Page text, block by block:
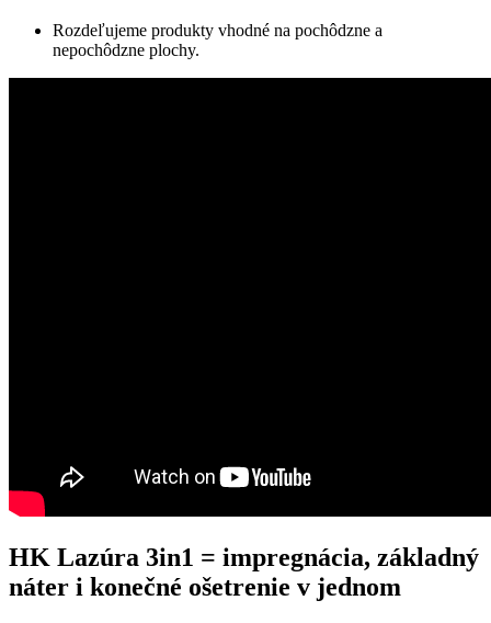
Rozdeľujeme produkty vhodné na pochôdzne a
nepochôdzne plochy.
HK Lazúra 3in1 = impregnácia, základný
náter i konečné ošetrenie v jednom